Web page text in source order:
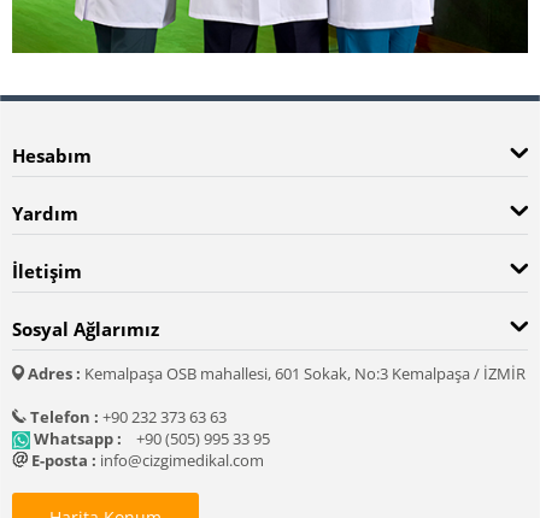
Hesabım
Yardım
İletişim
Sosyal Ağlarımız
Adres : Kemalpaşa OSB mahallesi, 601 Sokak, No:3 Kemalpaşa / İZMİR
Telefon : +90 232 373 63 63
Whatsapp :
+90 (505) 995 33 95
E-posta : info@cizgimedikal.com